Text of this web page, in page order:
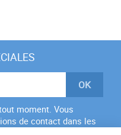
moment. Vous
de contact dans les